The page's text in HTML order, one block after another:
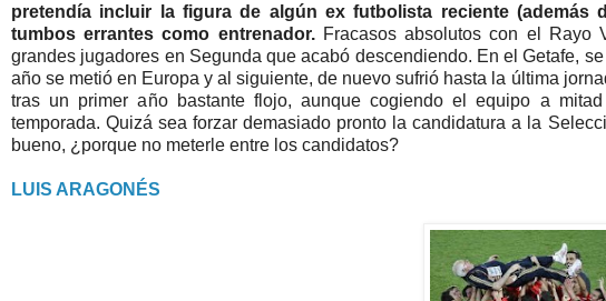
pretendía incluir la figura de algún ex futbolista reciente (además
tumbos errantes como entrenador.Fracasos absolutos con el Rayo
grandes jugadores en Segunda que acabó descendiendo. En el Getafe,
año se metió en Europa y al siguiente, de nuevo sufrió hasta la última
tras un primer año bastante flojo, aunque cogiendo el equipo a
temporada. Quizá sea forzar demasiado pronto la candidatura a la
bueno, ¿porque no meterle entre los candidatos?
LUIS ARAGONÉS